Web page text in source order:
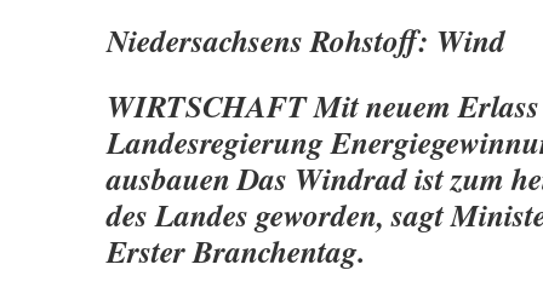
Niedersachsens Rohstoff: Wind
WIRTSCHAFT Mit neuem
Landesregierung
ausbauen Das Windrad ist zum
des Landes geworden, sagt
Erster Branchentag.